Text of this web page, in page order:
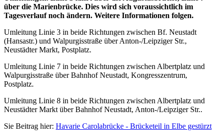
über die Marienbrücke. Dies wird sich voraussichtlich im
Tagesverlauf noch ändern. Weitere Informationen folgen.
Umleitung Linie 3 in beide Richtungen zwischen Bf. Neustadt
(Hansastr.) und Walpurgisstraße über Anton-/Leipziger Str.,
Neustädter Markt, Postplatz.
Umleitung Linie 7 in beide Richtungen zwischen Albertplatz und
Walpurgisstraße über Bahnhof Neustadt, Kongresszentrum,
Postplatz.
Umleitung Linie 8 in beide Richtungen zwischen Albertplatz und
Neustädter Markt über Bahnhof Neustadt, Anton-/Leipziger Str..
Sie Beitrag hier: Havarie Carolabrücke - Brücketeil in Elbe gestürzt